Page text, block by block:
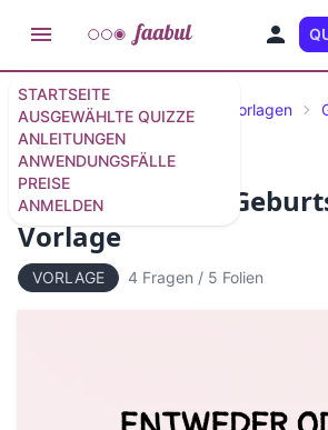
STARTSEITE
AUSGEWÄHLTE QUIZZE
ANLEITUNGEN
ANWENDUNGSFÄLLE
PREISE
ANMELDEN
Ausgewählte Quizze Quizvorlagen
Entweder Oder:
Vorlage
VORLAGE 4 Fragen / 5 Folien